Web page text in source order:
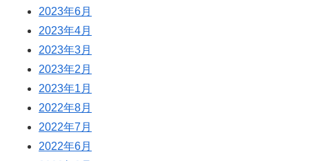
2023年6月
2023年4月
2023年3月
2023年2月
2023年1月
2022年8月
2022年7月
2022年6月